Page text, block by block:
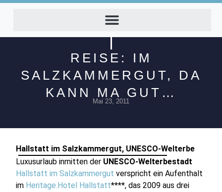
REISE: IM
SALZKAMMERGUT, DA
KANN MA GUT…
Mai 23, 2011
Hallstatt im Salzkammergut, UNESCO-Welterbe
Luxusurlaub inmitten der UNESCO-Welterbestadt
Hallstattim Salzkammergut verspricht ein Aufenthalt
im Heritage.Hotel Hallstatt****, das 2009 aus drei